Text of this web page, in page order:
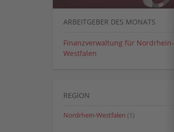
ARBEITGEBER DES MONATS
Finanzverwaltung für Nordrhein-
Westfalen
REGION
Nordrhein-Westfalen (1)